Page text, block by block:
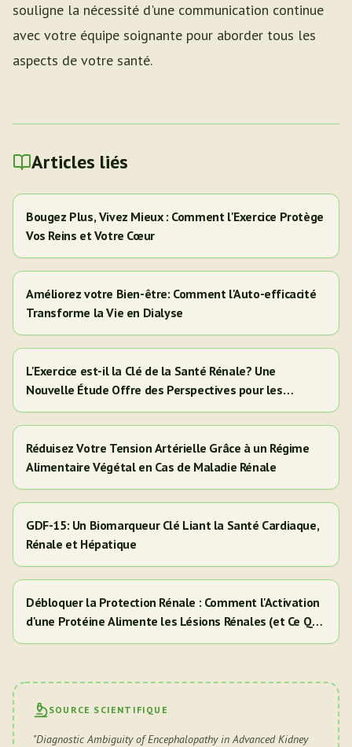
souligne la nécessité d'une communication continue
avec votre équipe soignante pour aborder tous les
aspects de votre santé.
Articles liés
Bougez Plus, Vivez Mieux : Comment l'Exercice Protège
Vos Reins et Votre Cœur
Améliorez votre Bien-être: Comment l'Auto-efficacité
Transforme la Vie en Dialyse
L'Exercice est-il la Clé de la Santé Rénale? Une
Nouvelle Étude Offre des Perspectives pour les
Adultes Hispaniques/Latinos
Réduisez Votre Tension Artérielle Grâce à un Régime
Alimentaire Végétal en Cas de Maladie Rénale
GDF-15: Un Biomarqueur Clé Liant la Santé Cardiaque,
Rénale et Hépatique
Débloquer la Protection Rénale : Comment l'Activation
d'une Protéine Alimente les Lésions Rénales (et Ce Que
Cela Signifie Pour Vous)
SOURCE SCIENTIFIQUE
"Diagnostic Ambiguity of Encephalopathy in Advanced Kidney